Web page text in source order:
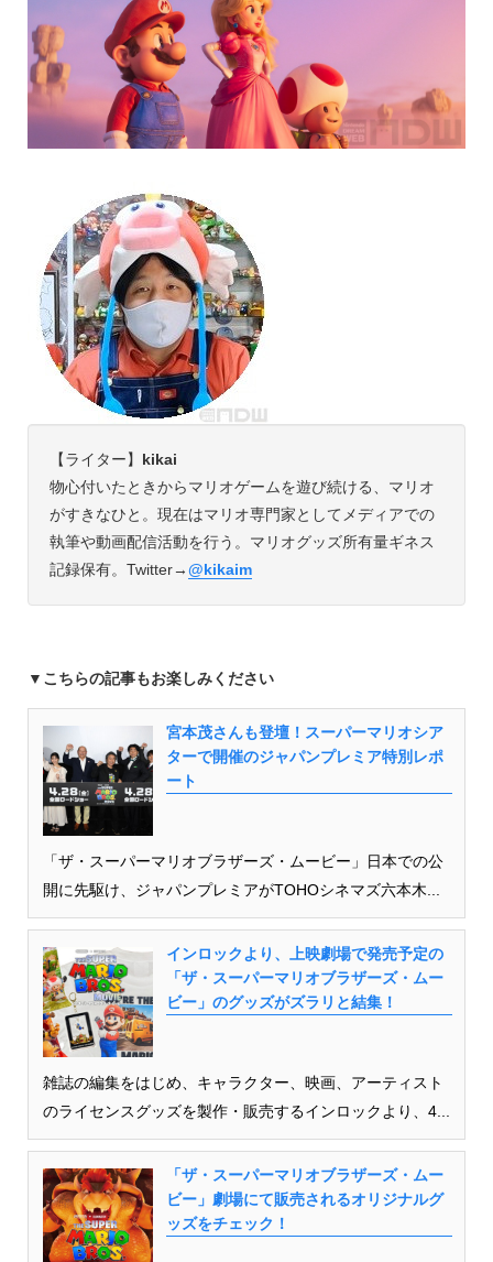
【ライター】 kikai
物心付いたときからマリオゲームを遊び続ける、マリオ
がすきなひと。現在はマリオ専門家としてメディアでの
執筆や動画配信活動を行う。マリオグッズ所有量ギネス
記録保有。Twitter→@kikaim
▼こちらの記事もお楽しみください
宮本茂さんも登壇！スーパーマリオシア
ターで開催のジャパンプレミア特別レポ
ート
「ザ・スーパーマリオブラザーズ・ムービー」日本での公
開に先駆け、ジャパンプレミアがTOHOシネマズ六本木...
インロックより、上映劇場で発売予定の
「ザ・スーパーマリオブラザーズ・ムー
ビー」のグッズがズラリと結集！
雑誌の編集をはじめ、キャラクター、映画、アーティスト
のライセンスグッズを製作・販売するインロックより、4...
「ザ・スーパーマリオブラザーズ・ムー
ビー」劇場にて販売されるオリジナルグ
ッズをチェック！